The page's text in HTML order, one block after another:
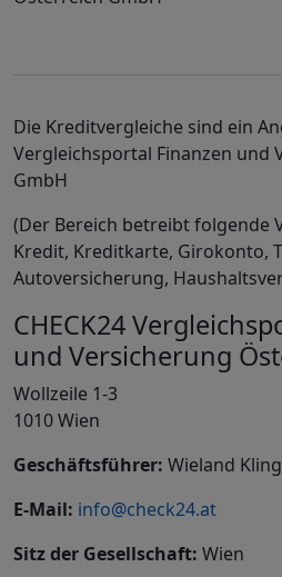
Die Kreditvergleiche sind ein
Vergleichsportal Finanzen und
GmbH
(Der Bereich betreibt folgende
Kredit, Kreditkarte, Girokonto,
Autoversicherung,
CHECK24
und Versicherung
Wollzeile 1-3
1010 Wien
Geschäftsführer: Wieland
E-Mail: info@check24.at
Sitz der Gesellschaft: Wien